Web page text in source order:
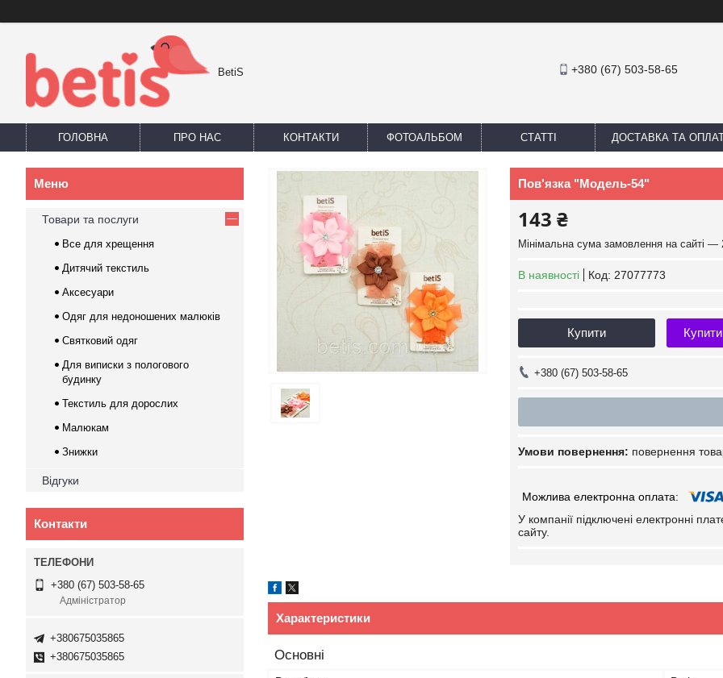
BetiS +380 (67) 503-58-65
ГОЛОВНА ПРО НАС КОНТАКТИ ФОТОАЛЬБОМ СТАТТІ ДОСТАВКА ТА
Пов'язка "Модель-54"
143 ₴
Мінімальна сума замовлення на сайті —
В наявності Код: 27077773
Купити
+380 (67) 503-58-65
повернення
У компанії підключені електронні
сайту.
Характеристики
Основні
Товари та послуги
Все для хрещення
Дитячий текстиль
Аксесуари
Одяг для недоношених малюків
Святковий одяг
Для виписки з пологового
будинку
Текстиль для дорослих
Малюкам
Знижки
Відгуки
Контакти
+380 (67) 503-58-65
Адміністратор
+380675035865
+380675035865